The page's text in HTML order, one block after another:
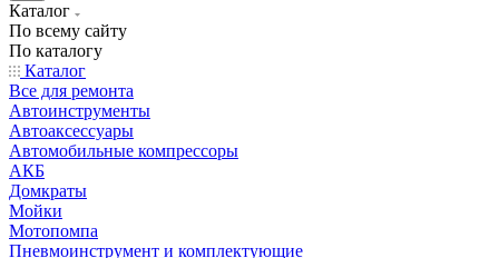
Каталог
По всему сайту
По каталогу
Каталог
Все для ремонта
Автоинструменты
Автоаксессуары
Автомобильные компрессоры
АКБ
Домкраты
Мойки
Мотопомпа
Пневмоинструмент и комплектующие